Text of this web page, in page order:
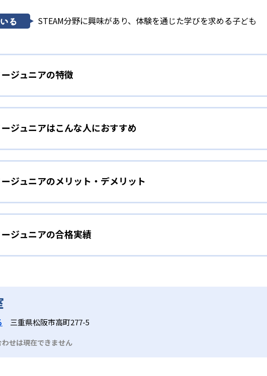
る STEAM分野に興味があり、体験を通じた学びを求める子ども
ジュニアの特徴
コースラインナップ
ュニアでは、ロボット教室、ロボティクスプロフェッサーコース、こ
5つのコースを展開。STEAM教育の考え方を取り入れ、子どもの「好き
監修のコース
ロボットの世界大会「ロボカップ」で史上初となる5年連続優勝を果
フェッサーコースは、千葉工業大学fuRo（未来ロボット技術研究セン
室の教材監修はRailsプログラマーとして活躍する鳥井雪 氏で、科学教
う数学教室のアドバイザーには東京大学先端科学技術研究センター教授
・アドバイザーとして名を連ねる。
模の安心感
2,000以上の教室を展開し、27,000名以上が受講する。ロボット教室の全
している。
ジュニアはこんな人におすすめ
ュニアでは、ロボット教室のプライマリーコースや科学教室（サイエ
するロボット教室、スモールステップのこどもプログラミング教室、実
ら学びを継続できる工夫が凝らされている。
的な学びへとつなげたい子ども
分野の専門家が監修しており、子どもは実験や制作活動などを楽しみな
会があるコースもあり、探究力と表現力を磨くことができる。
ジュニアのメリット・デメリット
ュニアは、ロボット教室、プログラミング教室、科学教室、さんすう
究者などの専門家が監修に基づいた内容で、子どもの探究意欲を引き出
大会を通じたコミュニティ活動により、同世代の仲間と切磋琢磨でき
ある?
教室やコースの開講頻度は月1～2回が中心であり、短期間でのスキル定
入会金や教材初期費用、毎月の授業料や材料費などが発生することもあ
ジュニアの合格実績
ュニアは合格実績を公式サイトで公開していない。
三重県松阪市高町277-5
せは現在できません